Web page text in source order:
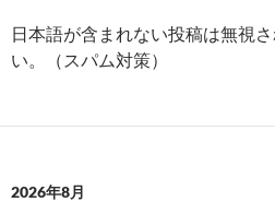
日本語が含まれない投稿は無視
い。（スパム対策）
2026年8月